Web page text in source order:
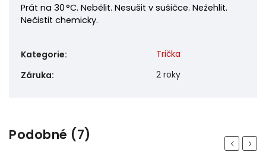
Prát na 30 °C. Nebělit. Nesušit v sušičce. Nežehlit.
Nečistit chemicky.
Kategorie:
Trička
Záruka: 2 roky
Podobné (7) Previous
Next